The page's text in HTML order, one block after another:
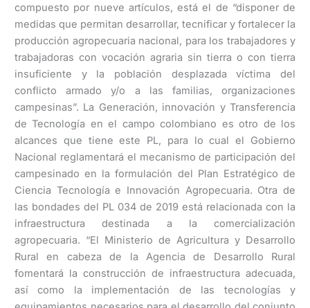
compuesto por nueve artículos, está el de “disponer de
medidas que permitan desarrollar, tecnificar y fortalecer la
producción agropecuaria nacional, para los trabajadores y
trabajadoras con vocación agraria sin tierra o con tierra
insuficiente y la población desplazada víctima del
conflicto armado y/o a las familias, organizaciones
campesinas”. La Generación, innovación y Transferencia
de Tecnología en el campo colombiano es otro de los
alcances que tiene este PL, para lo cual el Gobierno
Nacional reglamentará el mecanismo de participación del
campesinado en la formulación del Plan Estratégico de
Ciencia Tecnología e Innovación Agropecuaria. Otra de
las bondades del PL 034 de 2019 está relacionada con la
infraestructura destinada a la comercialización
agropecuaria. “El Ministerio de Agricultura y Desarrollo
Rural en cabeza de la Agencia de Desarrollo Rural
fomentará la construcción de infraestructura adecuada,
así como la implementación de las tecnologías y